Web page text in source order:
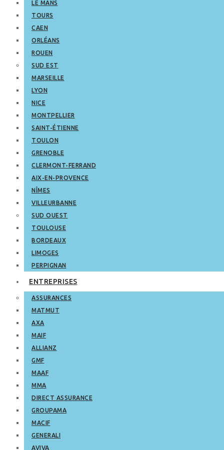
LE MANS
TOURS
CAEN
ORLÉANS
ROUEN
SUD EST
MARSEILLE
LYON
NICE
MONTPELLIER
SAINT-ÉTIENNE
TOULON
GRENOBLE
CLERMONT-FERRAND
AIX-EN-PROVENCE
NÎMES
VILLEURBANNE
SUD OUEST
TOULOUSE
BORDEAUX
LIMOGES
PERPIGNAN
ENTREPRISES
ASSURANCES
MATMUT
AXA
MAIF
ALLIANZ
GMF
MAAF
MMA
DIRECT ASSURANCE
GROUPAMA
MACIF
GENERALI
AVIVA